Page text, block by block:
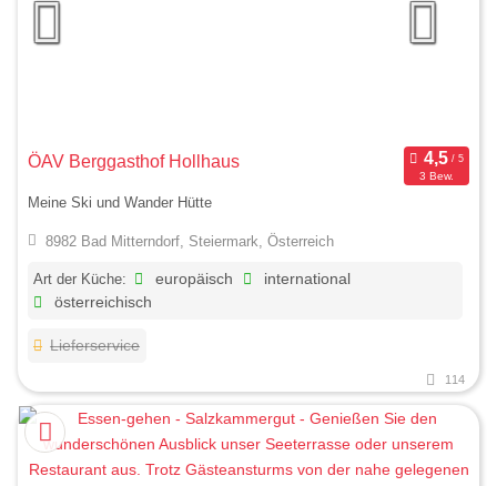
ÖAV Berggasthof Hollhaus
3 Bew.
Meine Ski und Wander Hütte
8982 Bad Mitterndorf, Steiermark, Österreich
Art der Küche: europäisch
international
österreichisch
Lieferservice
114